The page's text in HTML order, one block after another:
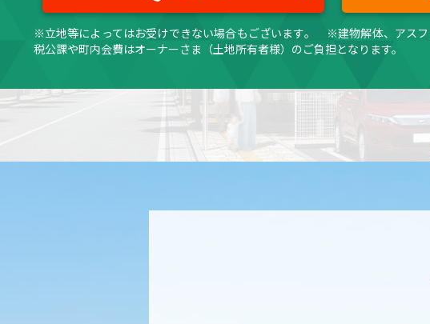
※立地等によってはお受けできない場合もございます。 ※建物解体、アス
税公課や町内会費はオーナーさま（土地所有者様）のご負担となります。